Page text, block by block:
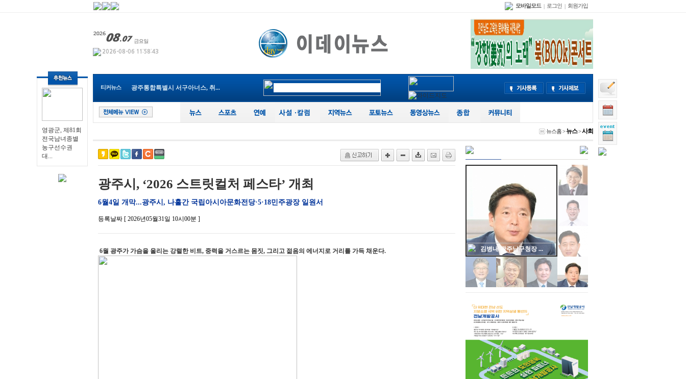
영광군, 제81회
전국남녀종별
농구선수권
대...
모바일모드 로그인 회원가입
티커뉴스
영광군, 제81회 전국남녀종별농...
광주통합특별시 서구아너스, 취...
전남광주통합특별시교육청, ‘건...
장성군, 폭염·가뭄 ‘총력 대응...
영광군, 제81회 전국남녀종별농...
뉴스홈>뉴스>사회
광주시, ‘2026 스트릿컬처 페스타’ 개최
6월4일 개막...광주시, 나흘간 국립아시아문화전당·5·18민주광장 일원서
등록날짜 [ 2026년05월31일 10시00분 ]
6월 광주가 가슴을 울리는 강렬한 비트, 중력을 거스르는 몸짓, 그리고 젊음의 에너지로 거리를 가득 채운다. 김대중 광주통합특별...